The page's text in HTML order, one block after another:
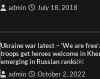
admin July 18, 2018
Ukraine war latest – ‘We are
troops get heroes welcome in
emerging in Russian ranks￼
admin October 2, 2022